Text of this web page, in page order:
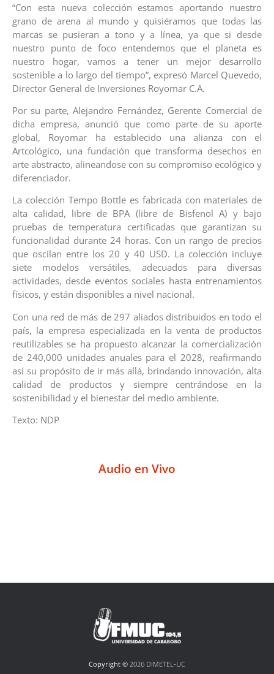
“Con esta nueva colección estamos aportando nuestro
grano de arena al mundo y quisiéramos que todas las
marcas se pusieran a tono y a línea, ya que si desde
nuestro punto de foco entendemos que el planeta es
nuestro hogar, vamos a tener un mejor desarrollo
sostenible a lo largo del tiempo”, expresó Marcel Quevedo,
Director General de Inversiones Royomar C.A.
Por su parte, Alejandro Fernández, Gerente Comercial de
dicha empresa, anunció que como parte de su aporte
global, Royomar ha establecido una alianza con el
Artcológico, una fundación que transforma desechos en
arte abstracto, alineandose con su compromiso ecológico y
diferenciador.
La colección Tempo Bottle es fabricada con materiales de
alta calidad, libre de BPA (libre de Bisfenol A) y bajo
pruebas de temperatura certificadas que garantizan su
funcionalidad durante 24 horas. Con un rango de precios
que oscilan entre los 20 y 40 USD. La colección incluye
siete modelos versátiles, adecuados para diversas
actividades, desde eventos sociales hasta entrenamientos
físicos, y están disponibles a nivel nacional.
Con una red de más de 297 aliados distribuidos en todo el
país, la empresa especializada en la venta de productos
reutilizables se ha propuesto alcanzar la comercialización
de 240,000 unidades anuales para el 2028, reafirmando
así su propósito de ir más allá, brindando innovación, alta
calidad de productos y siempre centrándose en la
sostenibilidad y el bienestar del medio ambiente.
Texto: NDP
Audio en Vivo
Copyright © 2026 DIMETEL-UC